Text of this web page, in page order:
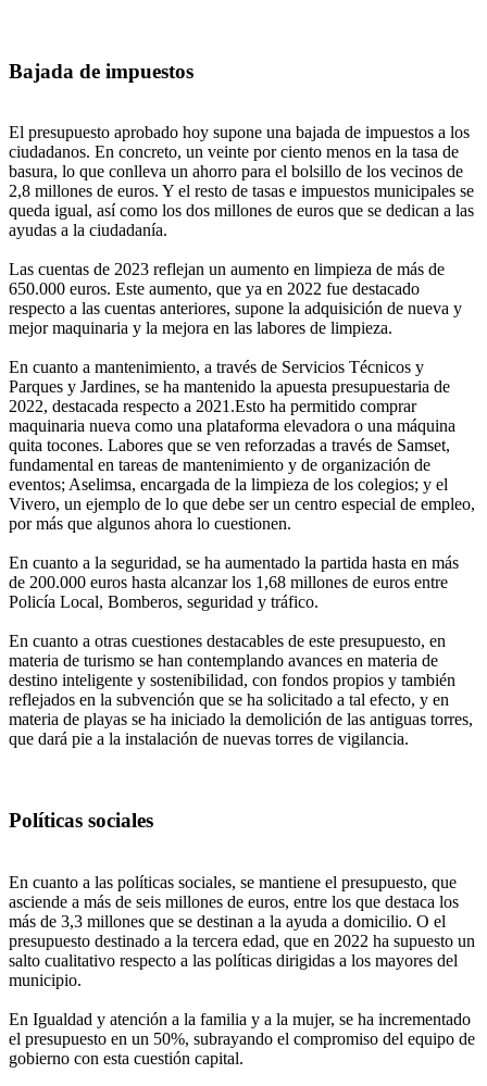
Bajada de impuestos
El presupuesto aprobado hoy supone una bajada de impuestos a los
ciudadanos. En concreto, un veinte por ciento menos en la tasa de
basura, lo que conlleva un ahorro para el bolsillo de los vecinos de
2,8 millones de euros. Y el resto de tasas e impuestos municipales se
queda igual, así como los dos millones de euros que se dedican a las
ayudas a la ciudadanía.
Las cuentas de 2023 reflejan un aumento en limpieza de más de
650.000 euros. Este aumento, que ya en 2022 fue destacado
respecto a las cuentas anteriores, supone la adquisición de nueva y
mejor maquinaria y la mejora en las labores de limpieza.
En cuanto a mantenimiento, a través de Servicios Técnicos y
Parques y Jardines, se ha mantenido la apuesta presupuestaria de
2022, destacada respecto a 2021.Esto ha permitido comprar
maquinaria nueva como una plataforma elevadora o una máquina
quita tocones. Labores que se ven reforzadas a través de Samset,
fundamental en tareas de mantenimiento y de organización de
eventos; Aselimsa, encargada de la limpieza de los colegios; y el
Vivero, un ejemplo de lo que debe ser un centro especial de empleo,
por más que algunos ahora lo cuestionen.
En cuanto a la seguridad, se ha aumentado la partida hasta en más
de 200.000 euros hasta alcanzar los 1,68 millones de euros entre
Policía Local, Bomberos, seguridad y tráfico.
En cuanto a otras cuestiones destacables de este presupuesto, en
materia de turismo se han contemplando avances en materia de
destino inteligente y sostenibilidad, con fondos propios y también
reflejados en la subvención que se ha solicitado a tal efecto, y en
materia de playas se ha iniciado la demolición de las antiguas torres,
que dará pie a la instalación de nuevas torres de vigilancia.
Políticas sociales
En cuanto a las políticas sociales, se mantiene el presupuesto, que
asciende a más de seis millones de euros, entre los que destaca los
más de 3,3 millones que se destinan a la ayuda a domicilio. O el
presupuesto destinado a la tercera edad, que en 2022 ha supuesto un
salto cualitativo respecto a las políticas dirigidas a los mayores del
municipio.
En Igualdad y atención a la familia y a la mujer, se ha incrementado
el presupuesto en un 50%, subrayando el compromiso del equipo de
gobierno con esta cuestión capital.